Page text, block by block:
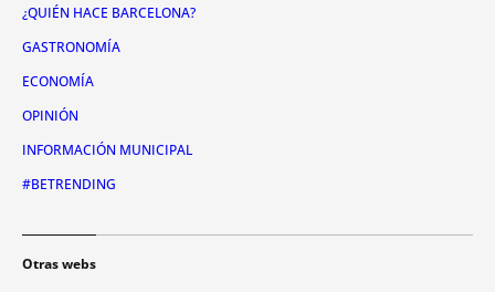
¿QUIÉN HACE BARCELONA?
GASTRONOMÍA
ECONOMÍA
OPINIÓN
INFORMACIÓN MUNICIPAL
#BETRENDING
Otras webs